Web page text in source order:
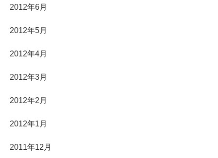
2012年6月
2012年5月
2012年4月
2012年3月
2012年2月
2012年1月
2011年12月